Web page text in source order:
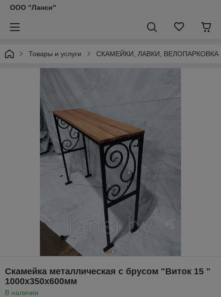
ООО "Ланси"
Товары и услуги СКАМЕЙКИ, ЛАВКИ, ВЕЛОПАРКОВКА
Скамейка металлическая с брусом "Виток 15 "
1000х350х600мм
В наличии